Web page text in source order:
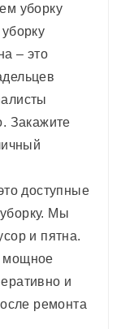
уборку
– это
Закажите
доступные
Мы
и пятна.
мощное
и
ремонта